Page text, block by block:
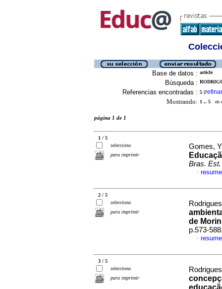
Base de datos : article
Búsqueda :
Referencias encontradas : 5 [refinar
Mostrando: 1 .. 5 en
página 1 de 1
1 / 5
selecciona
para imprimir
Gomes,
Bras.
·
2 / 5
selecciona
para imprimir
de Morin
p.573-
·
3 / 5
selecciona
para imprimir